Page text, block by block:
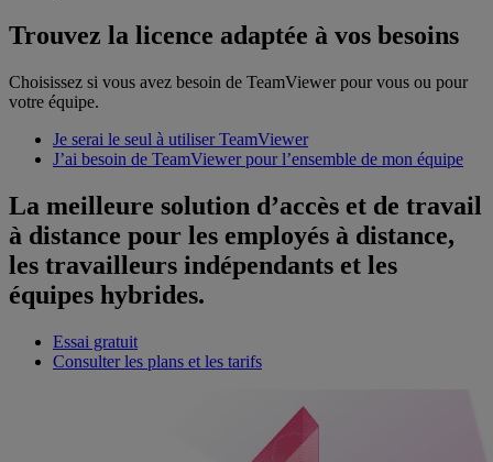
Trouvez la licence adaptée à vos besoins
Choisissez si vous avez besoin de TeamViewer pour vous ou pour
votre équipe.
Je serai le seul à utiliser TeamViewer
J’ai besoin de TeamViewer pour l’ensemble de mon équipe
La meilleure solution d’accès et de travail
à distance pour les employés à distance,
les travailleurs indépendants et les
équipes hybrides.
Essai gratuit
Consulter les plans et les tarifs